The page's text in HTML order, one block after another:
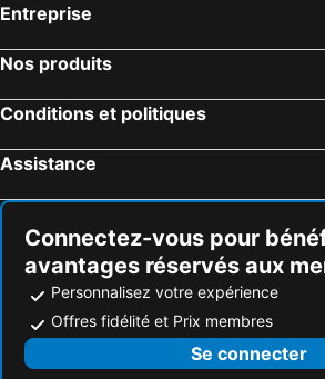
Entreprise
Nos produits
Conditions et politiques
Assistance
Connectez-vous pour
avantages réservés aux
Personnalisez votre expérience
Offres fidélité et Prix membres
Se connecter